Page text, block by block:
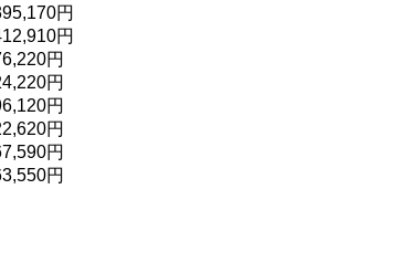
円
円
円
円
円
円
円
円